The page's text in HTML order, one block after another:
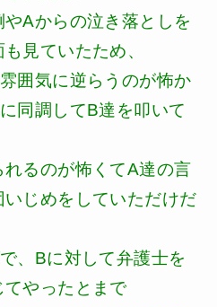
Aからの泣き落としを
見ていたため、
囲気に逆らうのが怖か
同調してB達を叩いて
るのが怖くてA達の言
じめをしていただけだ
、Bに対して弁護士を
やったとまで